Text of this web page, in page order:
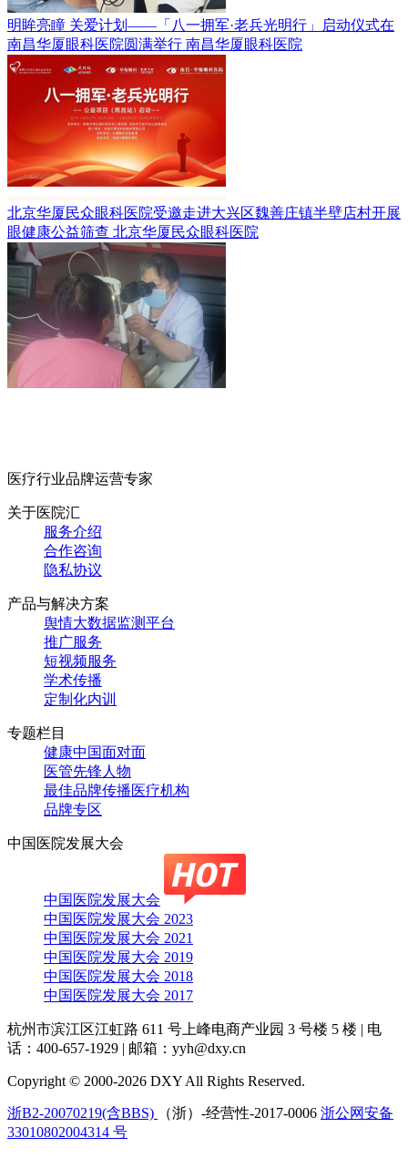
明眸亮瞳 关爱计划——「八一拥军·老兵光明行」启动仪式在
南昌华厦眼科医院圆满举行 南昌华厦眼科医院
北京华厦民众眼科医院受邀走进大兴区魏善庄镇半壁店村开展
眼健康公益筛查 北京华厦民众眼科医院
医疗行业品牌运营专家
关于医院汇
服务介绍
合作咨询
隐私协议
产品与解决方案
舆情大数据监测平台
推广服务
短视频服务
学术传播
定制化内训
专题栏目
健康中国面对面
医管先锋人物
最佳品牌传播医疗机构
品牌专区
中国医院发展大会
中国医院发展大会
中国医院发展大会 2023
中国医院发展大会 2021
中国医院发展大会 2019
中国医院发展大会 2018
中国医院发展大会 2017
杭州市滨江区江虹路 611 号上峰电商产业园 3 号楼 5 楼 | 电
话：400-657-1929 | 邮箱：yyh@dxy.cn
Copyright © 2000-2026 DXY All Rights Reserved.
浙B2-20070219(含BBS) （浙）-经营性-2017-0006 浙公网安备
33010802004314 号